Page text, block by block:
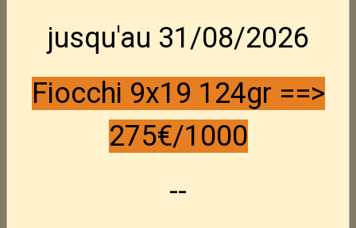
Chargeur Sabatti 223
REM -- 7 coups
jusqu'au 31/08/2026
Fiocchi 9x19 124gr ==>
275€/1000
--